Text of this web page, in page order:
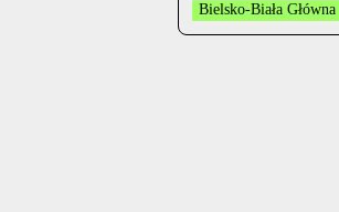
Bielsko-Biała Główna